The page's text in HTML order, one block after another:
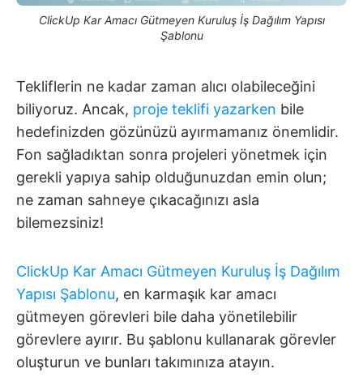
ClickUp Kar Amacı Gütmeyen Kuruluş İş Dağılım Yapısı
Şablonu
Tekliflerin ne kadar zaman alıcı olabileceğini
biliyoruz. Ancak, proje teklifi yazarken bile
hedefinizden gözünüzü ayırmamanız önemlidir.
Fon sağladıktan sonra projeleri yönetmek için
gerekli yapıya sahip olduğunuzdan emin olun;
ne zaman sahneye çıkacağınızı asla
bilemezsiniz!
ClickUp Kar Amacı Gütmeyen Kuruluş İş Dağılım
Yapısı Şablonu, en karmaşık kar amacı
gütmeyen görevleri bile daha yönetilebilir
görevlere ayırır. Bu şablonu kullanarak görevler
oluşturun ve bunları takımınıza atayın.